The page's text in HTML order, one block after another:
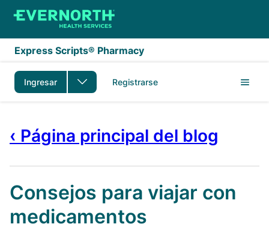
Saltar al contenido principal
Express Scripts® Pharmacy
Ingresar Registrarse
‹ Página principal del blog
Consejos para viajar con
medicamentos